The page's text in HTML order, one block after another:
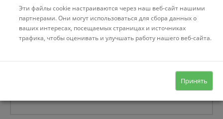
Эти файлы cookie настраиваются через наш веб-сайт нашими
партнерами. Они могут использоваться для сбора данных о
ваших интересах, посещаемых страницах и источниках
трафика, чтобы оценивать и улучшать работу нашего веб-сайта.
Принять